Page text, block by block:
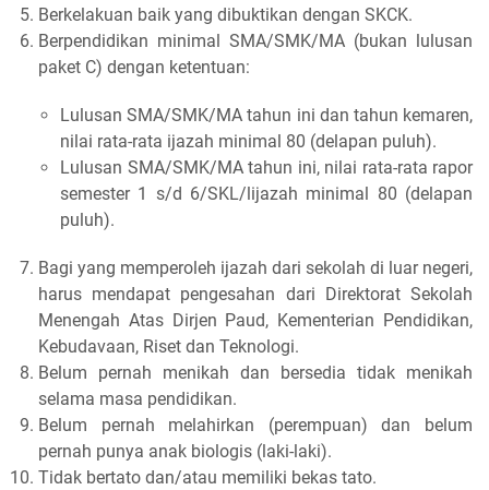
Berkelakuan baik yang dibuktikan dengan SKCK.
Berpendidikan minimal SMA/SMK/MA (bukan lulusan
paket C) dengan ketentuan:
Lulusan SMA/SMK/MA tahun ini dan tahun kemaren,
nilai rata-rata ijazah minimal 80 (delapan puluh).
Lulusan SMA/SMK/MA tahun ini, nilai rata-rata rapor
semester 1 s/d 6/SKL/lijazah minimal 80 (delapan
puluh).
Bagi yang memperoleh ijazah dari sekolah di luar negeri,
harus mendapat pengesahan dari Direktorat Sekolah
Menengah Atas Dirjen Paud, Kementerian Pendidikan,
Kebudavaan, Riset dan Teknologi.
Belum pernah menikah dan bersedia tidak menikah
selama masa pendidikan.
Belum pernah melahirkan (perempuan) dan belum
pernah punya anak biologis (laki-laki).
Tidak bertato dan/atau memiliki bekas tato.